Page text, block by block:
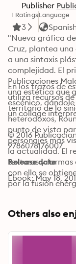
Publisher
1 Ratings
3
Language
"Nueva gráfica
Cruz, plantea
a una sintaxis
complejidad. El
Publicaciones
una estética que
escénico,
un collage
En los trazos de
utiliza recursos
territorio de lo
heterodoxos,
punto de vista
personajes más
la actualidad. El
texturas y formas
con ello se
por la fusión
© 2016
9786078176007
Release date
Ebook: May 18,
Others also